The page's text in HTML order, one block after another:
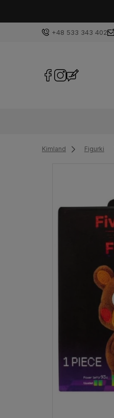
+48 533 343 402
Kimland Figurki